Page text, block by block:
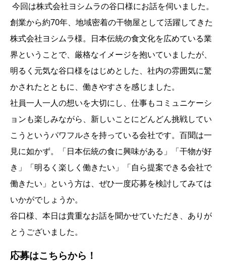
今回は株式会社ヨシムラの谷口様にお話を伺いました。
創業から約70年、地域密着の干物屋として活躍してきた
株式会社ヨシムラ様。日本伝統の食文化を広めている業
界ということで、厳格なイメージを抱いていましたが、
明るく元気な谷口様をはじめとした、社内の雰囲気に驚
かされたとともに、働きやすさを感じました。
社員一人一人の想いを大切にし、仕事もコミュニケーシ
ョンも楽しみながら、新しいことにどんどん挑戦してい
こうというパワフルさを持っている会社です。百聞は一
見に如かず。「日本伝統の食に興味がある」「干物が好
き」「明るく楽しく働きたい」「自ら提案できる会社で
働きたい」という方は、ぜひ一度応募を検討してみては
いかがでしょうか。
谷口様、本日は貴重なお話を聞かせていただき、ありが
とうございました。
応募はこちらから！